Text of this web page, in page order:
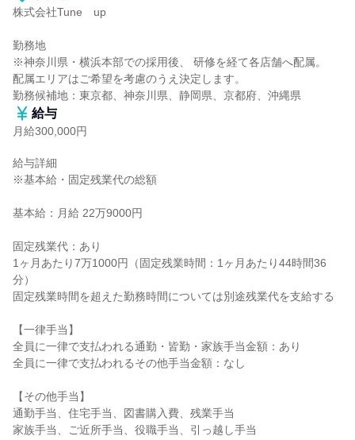
株式会社Tune　up
勤務地
※神奈川県・横浜本部での採用後、 研修を経て各店舗へ配属。
配属エリアはご希望を考慮のうえ決定します。
勤務候補地：東京都、神奈川県、静岡県、京都府、沖縄県
給与
月給300,000円
給与詳細
※基本給・固定残業代の総額
基本給：月給 22万9000円
固定残業代：あり
1ヶ月あたり7万1000円（固定残業時間：1ヶ月あたり44時間36
分）
固定残業時間を超えた勤務時間については別途残業代を支給する
【一律手当】
全員に一律で支払われる通勤・皆勤・家族手当金額：あり
全員に一律で支払われるその他手当金額：なし
【その他手当】
通勤手当、住宅手当、図書購入費、残業手当
家族手当、ご近所手当、役職手当、引っ越し手当